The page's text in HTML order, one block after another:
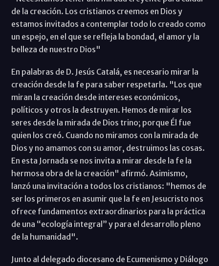
de la creación. Los cristianos creemos en Dios y
estamos invitados a contemplar todo lo creado como
un espejo, en el que se refleja la bondad, el amor y la
belleza de nuestro Dios"
En palabras de D. Jesús Catalá, es necesario mirar la
creación desde la fe para saber respetarla. "Los que
miran la creación desde intereses económicos,
políticos y otros la destruyen. Hemos de mirar los
seres desde la mirada de Dios trino; porque Él fue
quien los creó. Cuando no miramos con la mirada de
Dios y no amamos con su amor, destruimos las cosas.
En esta Jornada se nos invita a mirar desde la fe la
hermosa obra de la creación" afirmó. Asimismo,
lanzó una invitación a todos los cristianos: "hemos de
ser los primeros en asumir que la fe en Jesucristo nos
ofrece fundamentos extraordinarios para la práctica
de una “ecología integral” y para el desarrollo pleno
de la humanidad".
Junto al delegado diocesano de Ecumenismo y Diálogo